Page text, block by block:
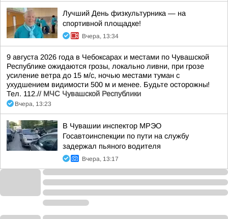
Лучший День физкультурника — на
спортивной площадке!
Вчера, 13:34
9 августа 2026 года в Чебоксарах и местами по Чувашской
Республике ожидаются грозы, локально ливни, при грозе
усиление ветра до 15 м/с, ночью местами туман с
ухудшением видимости 500 м и менее. Будьте осторожны!
Тел. 112.// МЧС Чувашской Республики
Вчера, 13:23
В Чувашии инспектор МРЭО
Госавтоинспекции по пути на службу
задержал пьяного водителя
Вчера, 13:17